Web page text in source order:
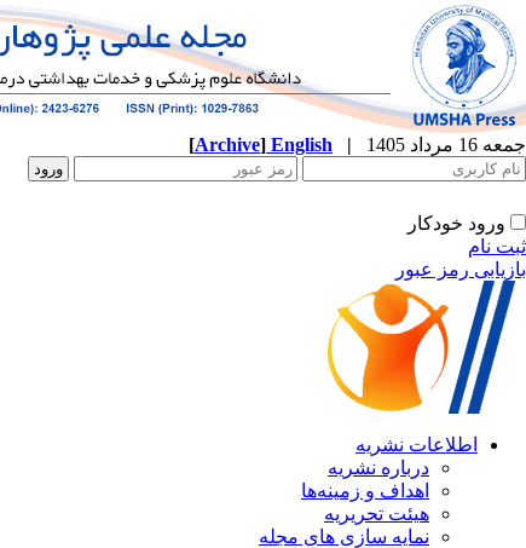
جمعه 16 مرداد 1405 |
English
[Archive]
ورود خودکار
ثبت نام
بازیابی رمز عبور
اطلاعات نشریه
درباره نشریه
اهداف و زمینه‌ها
هیئت تحریریه
نمایه سازی های مجله